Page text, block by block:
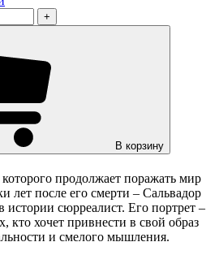
+
В корзину
продолжает поражать мир
лет после его смерти – Сальвадор
сюрреалист. Его портрет –
кто хочет привнести в свой образ
и смелого мышления.